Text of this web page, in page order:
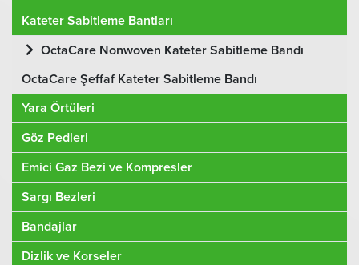
Kateter Sabitleme Bantları
OctaCare Nonwoven Kateter Sabitleme Bandı
OctaCare Şeffaf Kateter Sabitleme Bandı
Yara Örtüleri
Göz Pedleri
Emici Gaz Bezi ve Kompresler
Sargı Bezleri
Bandajlar
Dizlik ve Korseler